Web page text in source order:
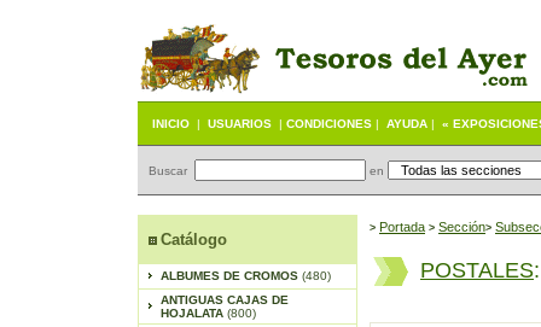
INICIO | USUARIOS | CONDICIONES | AYUDA | «
Buscar en
Catálogo
ALBUMES DE CROMOS (480)
ANTIGUAS CAJAS DE
HOJALATA (800)
> Portada > Sección>
POSTALES